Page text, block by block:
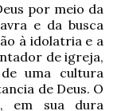
por meio da
e da busca
à idolatria e a
de igreja,
uma cultura
de Deus. O
em sua dura